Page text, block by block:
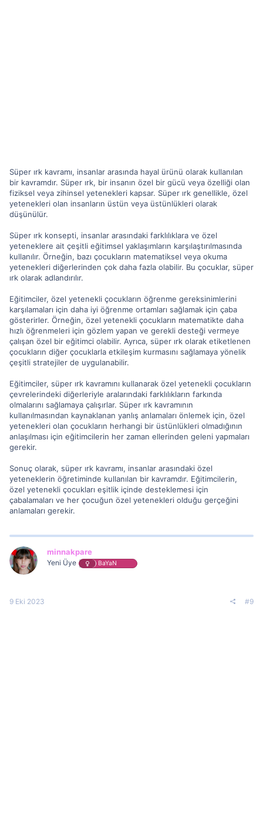
Süper ırk kavramı, insanlar arasında hayal ürünü olarak kullanılan
bir kavramdır. Süper ırk, bir insanın özel bir gücü veya özelliği olan
fiziksel veya zihinsel yetenekleri kapsar. Süper ırk genellikle, özel
yetenekleri olan insanların üstün veya üstünlükleri olarak
düşünülür.
Süper ırk konsepti, insanlar arasındaki farklılıklara ve özel
yeteneklere ait çeşitli eğitimsel yaklaşımların karşılaştırılmasında
kullanılır. Örneğin, bazı çocukların matematiksel veya okuma
yetenekleri diğerlerinden çok daha fazla olabilir. Bu çocuklar, süper
ırk olarak adlandırılır.
Eğitimciler, özel yetenekli çocukların öğrenme gereksinimlerini
karşılamaları için daha iyi öğrenme ortamları sağlamak için çaba
gösterirler. Örneğin, özel yetenekli çocukların matematikte daha
hızlı öğrenmeleri için gözlem yapan ve gerekli desteği vermeye
çalışan özel bir eğitimci olabilir. Ayrıca, süper ırk olarak etiketlenen
çocukların diğer çocuklarla etkileşim kurmasını sağlamaya yönelik
çeşitli stratejiler de uygulanabilir.
Eğitimciler, süper ırk kavramını kullanarak özel yetenekli çocukların
çevrelerindeki diğerleriyle aralarındaki farklılıkların farkında
olmalarını sağlamaya çalışırlar. Süper ırk kavramının
kullanılmasından kaynaklanan yanlış anlamaları önlemek için, özel
yetenekleri olan çocukların herhangi bir üstünlükleri olmadığının
anlaşılması için eğitimcilerin her zaman ellerinden geleni yapmaları
gerekir.
Sonuç olarak, süper ırk kavramı, insanlar arasındaki özel
yeteneklerin öğretiminde kullanılan bir kavramdır. Eğitimcilerin,
özel yetenekli çocukları eşitlik içinde desteklemesi için
çabalamaları ve her çocuğun özel yetenekleri olduğu gerçeğini
anlamaları gerekir.
minnakpare
Yeni Üye BaYaN
9 Eki 2023 #9